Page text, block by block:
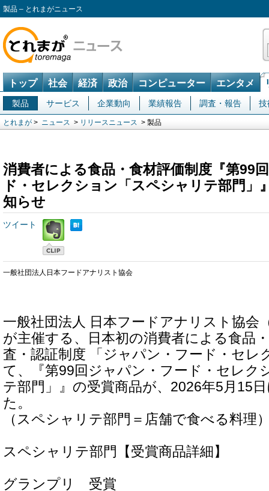
製品 – とれまがニュース
トップ 社会 経済 政治 コンピューター エンタメ
製品 サービス 企業動向 業績報告 調査・報告 技
とれまが > ニュース > リリースニュース > 製品
消費者による食品・食材評価制度『第99
ド・セレクション「スペシャリテ部門」
知らせ
ツイート
一般社団法人日本フードアナリスト協会
一般社団法人 日本フードアナリスト協会
が主催する、日本初の消費者による食品
査・認証制度 「ジャパン・フード・セレ
て、『第99回ジャパン・フード・セレク
テ部門」』の受賞商品が、2026年5月15
た。
（スペシャリテ部門＝店舗で食べる料理
スペシャリテ部門【受賞商品詳細】
グランプリ 受賞